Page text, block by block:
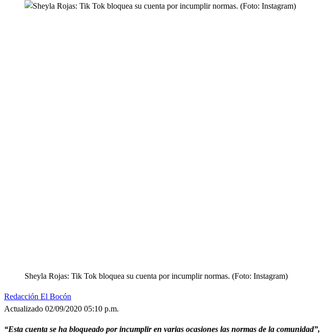
Sheyla Rojas: Tik Tok bloquea su cuenta por incumplir normas. (Foto: Instagram)
Redacción El Bocón
Actualizado 02/09/2020 05:10 p.m.
“Esta cuenta se ha bloqueado por incumplir en varias ocasiones las normas de la comunidad”,